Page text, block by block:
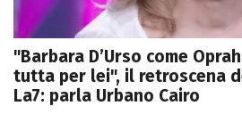
"Barbara D’Urso come
tutta per lei", il retroscena
La7: parla Urbano Cairo